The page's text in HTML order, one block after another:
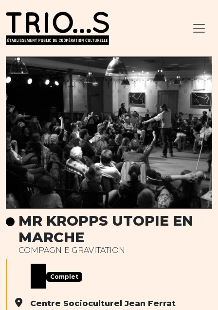
MR KROPPS UTOPIE EN
MARCHE
COMPAGNIE GRAVITATION
Complet
Centre Socioculturel Jean Ferrat